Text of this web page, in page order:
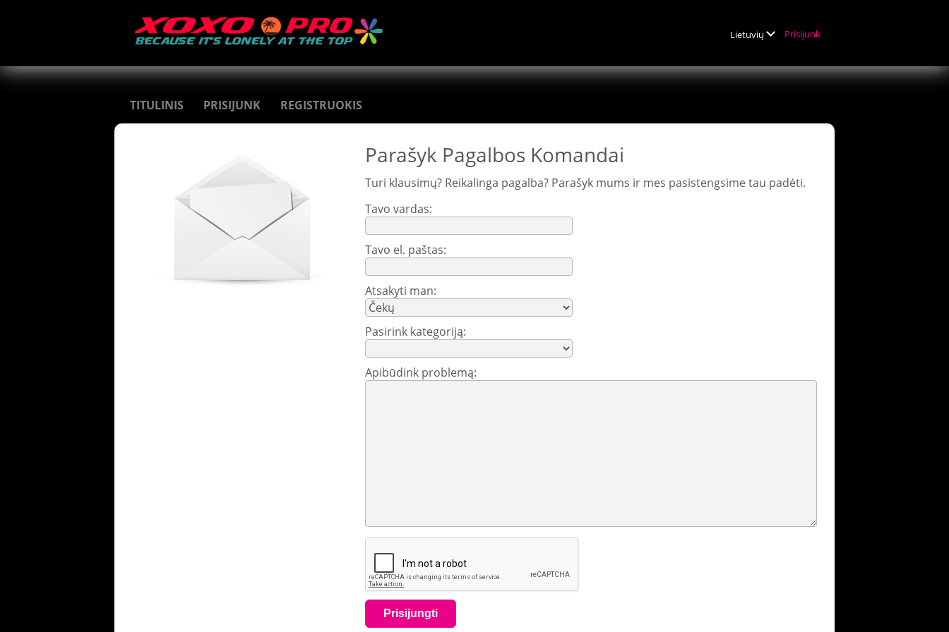
Lietuvių Prisijunk
TITULINIS PRISIJUNK REGISTRUOKIS
Parašyk Pagalbos Komandai
Turi klausimų? Reikalinga pagalba? Parašyk mums ir mes pasistengsime tau padėti.
Tavo vardas:
Tavo el. paštas:
Atsakyti man:
Pasirink kategoriją:
Apibūdink problemą: